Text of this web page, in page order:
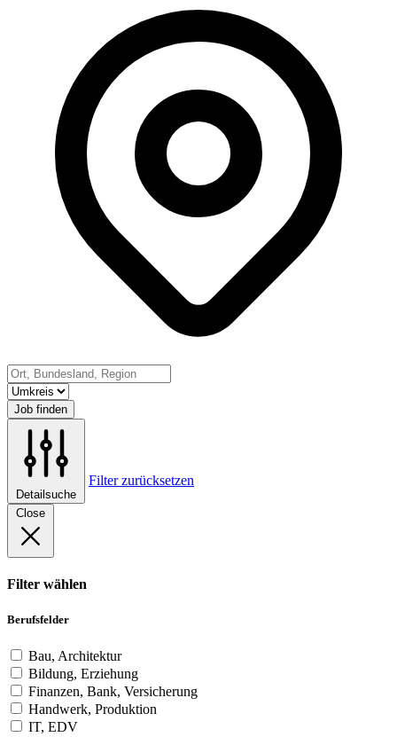
Job finden
Detailsuche
Filter zurücksetzen
Close
Filter wählen
Berufsfelder
Bau, Architektur
Bildung, Erziehung
Finanzen, Bank, Versicherung
Handwerk, Produktion
IT, EDV